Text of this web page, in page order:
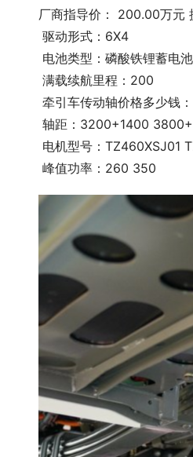
厂商指导价： 200.00万元
驱动形式：6X4
电池类型：磷酸铁锂蓄电
满载续航里程：200
牵引车传动轴价格多少钱
轴距：3200+1400
电机型号：TZ460XSJ01
峰值功率：260 350